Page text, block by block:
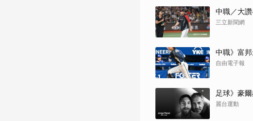
中職／大
三立新聞網
中職》富
自由電子報
足球》豪
麗台運動